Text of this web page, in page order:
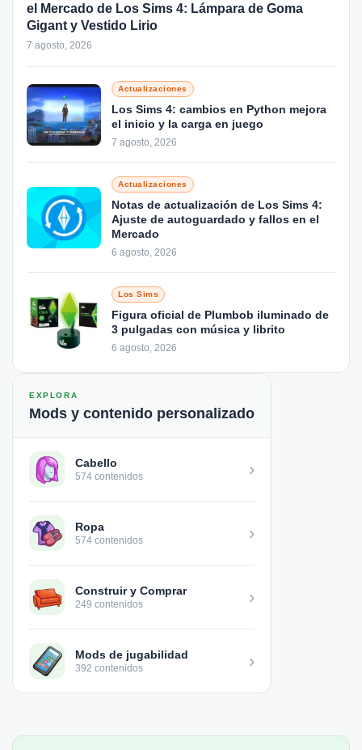
el Mercado de Los Sims 4: Lámpara de Goma
Gigant y Vestido Lirio
7 agosto, 2026
Actualizaciones
Los Sims 4: cambios en Python mejora
el inicio y la carga en juego
7 agosto, 2026
Actualizaciones
Notas de actualización de Los Sims 4:
Ajuste de autoguardado y fallos en el
Mercado
6 agosto, 2026
Los Sims
Figura oficial de Plumbob iluminado de
3 pulgadas con música y librito
6 agosto, 2026
EXPLORA
Mods y contenido personalizado
Cabello
574 contenidos ›
Ropa
574 contenidos ›
Construir y Comprar
249 contenidos ›
Mods de jugabilidad
392 contenidos ›